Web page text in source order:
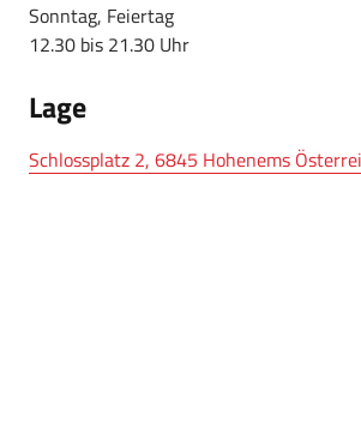
Sonntag, Feiertag
12.30 bis 21.30 Uhr
Lage
Schlossplatz 2, 6845 Hohenems